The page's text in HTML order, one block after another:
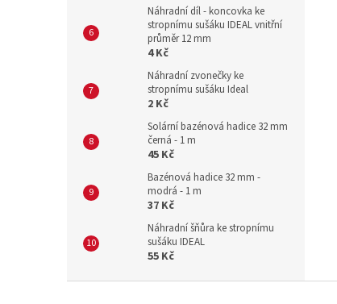
Náhradní díl - koncovka ke
stropnímu sušáku IDEAL vnitřní
průměr 12 mm
4 Kč
Náhradní zvonečky ke
stropnímu sušáku Ideal
2 Kč
Solární bazénová hadice 32 mm
černá - 1 m
45 Kč
Bazénová hadice 32 mm -
modrá - 1 m
37 Kč
Náhradní šňůra ke stropnímu
sušáku IDEAL
55 Kč